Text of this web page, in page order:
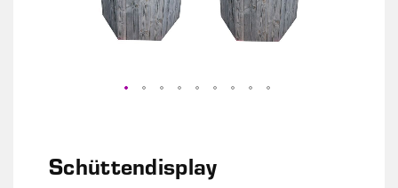
Bildgalerie
Schüttendisplay